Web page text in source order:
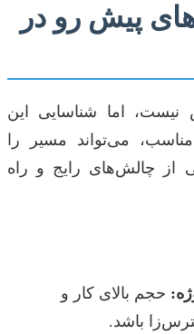
پیش رو در
اما شناسایی این
می‌تواند مسیر را
از چالش‌های رایج و راه
حجم بالای کار و
باشد.